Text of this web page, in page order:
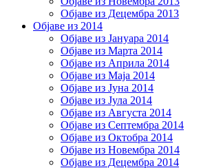
Објаве из Децембра 2013
Објаве из 2014
Објаве из Јануара 2014
Објаве из Марта 2014
Објаве из Априла 2014
Објаве из Маја 2014
Објаве из Јуна 2014
Објаве из Јула 2014
Објаве из Августа 2014
Објаве из Септембра 2014
Објаве из Октобра 2014
Објаве из Новембра 2014
Објаве из Децембра 2014